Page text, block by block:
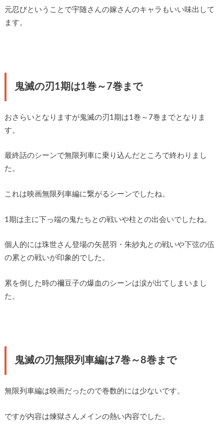
元忍びということで宇随さんの嫁さんのキャラもいい味出して
ます。
鬼滅の刃1期は1巻～7巻まで
おさらいとなりますが鬼滅の刃1期は1巻～7巻までとなりま
す。
最終話のシーンで無限列車に乗り込んだところで終わりまし
た。
これは映画無限列車編に繋がるシーンでしたね。
1期は主に下っ端の鬼たちとの戦いや柱との出会いでしたね。
個人的には珠世さん登場の矢琶羽・朱紗丸との戦いや下弦の伍
の累との戦いが印象的でした。
累を倒した時の禰豆子の爆血のシーンは涙が出てしまいまし
た。
鬼滅の刃無限列車編は7巻～8巻まで
無限列車編は映画だったので巻数的には少ないです。
ですが内容は煉獄さんメインの熱い内容でした。